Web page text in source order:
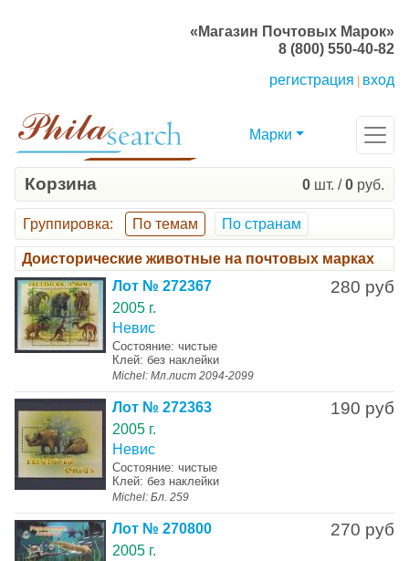
«Магазин Почтовых Марок»
8 (800) 550-40-82
регистрация
вход
Марки
Корзина 0 шт. /0 руб.
Группировка: По темам По странам
Доисторические животные на почтовых марках
280 руб
Лот № 272367
2005 г.
Невис
Состояние: чистые
Клей: без наклейки
Michel: Мл.лист 2094-2099
190 руб
Лот № 272363
2005 г.
Невис
Состояние: чистые
Клей: без наклейки
Michel: Бл. 259
270 руб
Лот № 270800
2005 г.